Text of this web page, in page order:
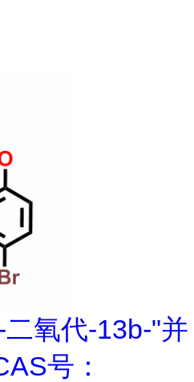
氧代-13b-"并
号：